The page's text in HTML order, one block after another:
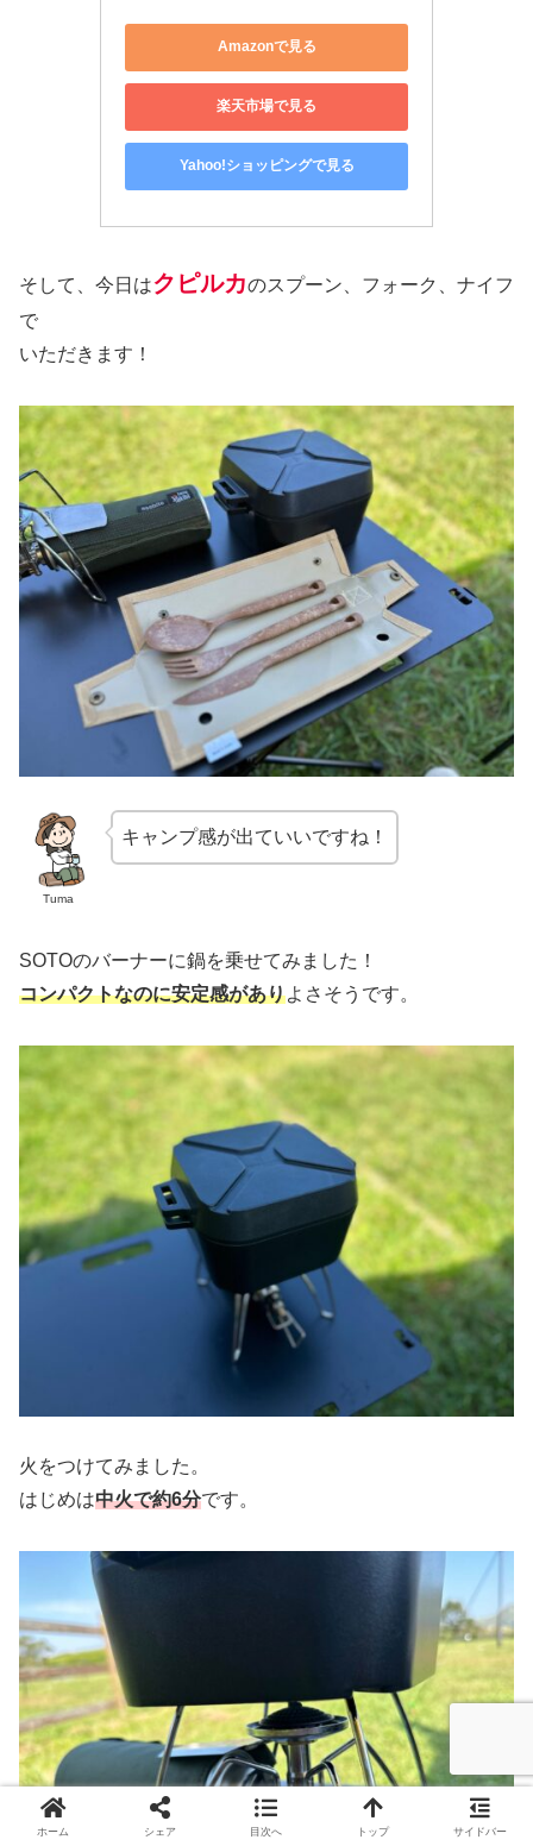
Amazonで見る
楽天市場で見る
Yahoo!ショッピングで見る
そして、今日はクピルカのスプーン、フォーク、ナイフ
で
いただきます！
Tuma
キャンプ感が出ていいですね！
SOTOのバーナーに鍋を乗せてみました！
コンパクトなのに安定感がありよさそうです。
火をつけてみました。
はじめは中火で約6分です。
ホーム シェア 目次へ トップ サイドバー